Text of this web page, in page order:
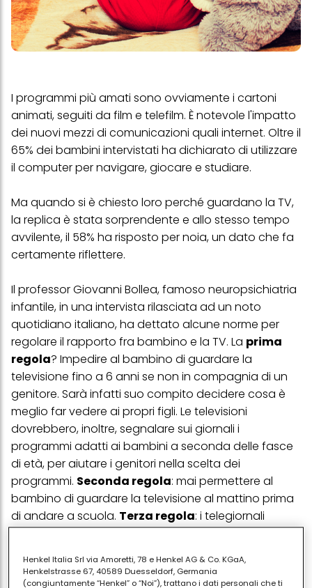
I programmi più amati sono ovviamente i cartoni
animati, seguiti da film e telefilm. È notevole l'impatto
dei nuovi mezzi di comunicazioni quali internet. Oltre il
65% dei bambini intervistati ha dichiarato di utilizzare
il computer per navigare, giocare e studiare.
Ma quando si è chiesto loro perché guardano la TV,
la replica è stata sorprendente e allo stesso tempo
avvilente, il 58% ha risposto per noia, un dato che fa
certamente riflettere.
Il professor Giovanni Bollea, famoso neuropsichiatria
infantile, in una intervista rilasciata ad un noto
quotidiano italiano, ha dettato alcune norme per
regolare il rapporto fra bambino e la TV. La prima
regola? Impedire al bambino di guardare la
televisione fino a 6 anni se non in compagnia di un
genitore. Sarà infatti suo compito decidere cosa è
meglio far vedere ai propri figli. Le televisioni
dovrebbero, inoltre, segnalare sui giornali i
programmi adatti ai bambini a seconda delle fasce
di età, per aiutare i genitori nella scelta dei
programmi. Seconda regola: mai permettere al
bambino di guardare la televisione al mattino prima
di andare a scuola. Terza regola: i telegiornali
trasmessi alle 13 e alle 20 dovrebbero diffondere
dovrebbero comunque essere sempre seguiti
Henkel Italia Srl via Amoretti, 78 e Henkel AG & Co. KGaA,
Henkelstrasse 67, 40589 Duesseldorf, Germania
(congiuntamente “Henkel” o “Noi”), trattano i dati personali che ti